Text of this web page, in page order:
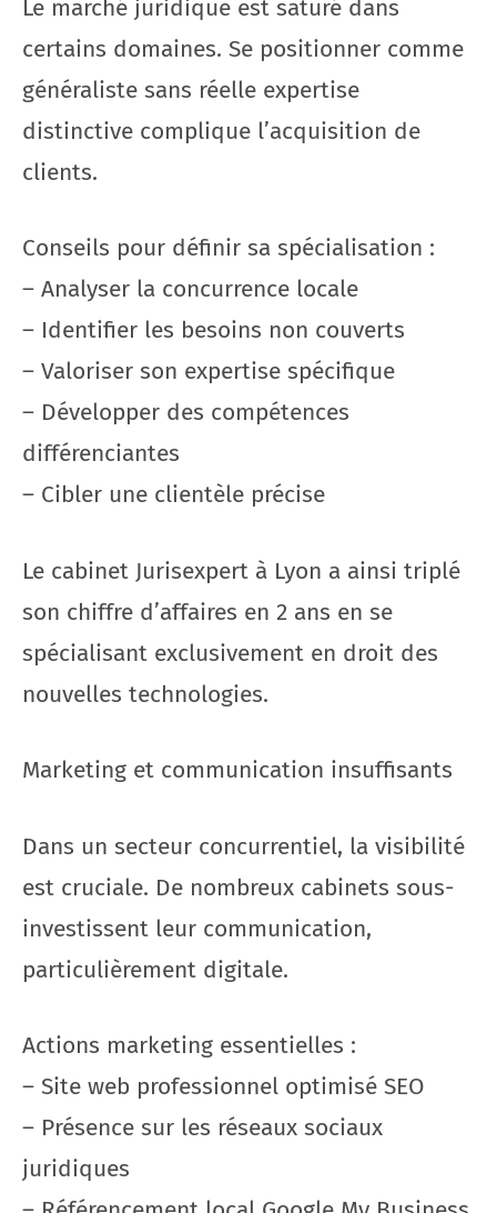
Le marché juridique est saturé dans
certains domaines. Se positionner comme
généraliste sans réelle expertise
distinctive complique l’acquisition de
clients.
Conseils pour définir sa spécialisation :
– Analyser la concurrence locale
– Identifier les besoins non couverts
– Valoriser son expertise spécifique
– Développer des compétences
différenciantes
– Cibler une clientèle précise
Le cabinet Jurisexpert à Lyon a ainsi triplé
son chiffre d’affaires en 2 ans en se
spécialisant exclusivement en droit des
nouvelles technologies.
Marketing et communication insuffisants
Dans un secteur concurrentiel, la visibilité
est cruciale. De nombreux cabinets sous-
investissent leur communication,
particulièrement digitale.
Actions marketing essentielles :
– Site web professionnel optimisé SEO
– Présence sur les réseaux sociaux
juridiques